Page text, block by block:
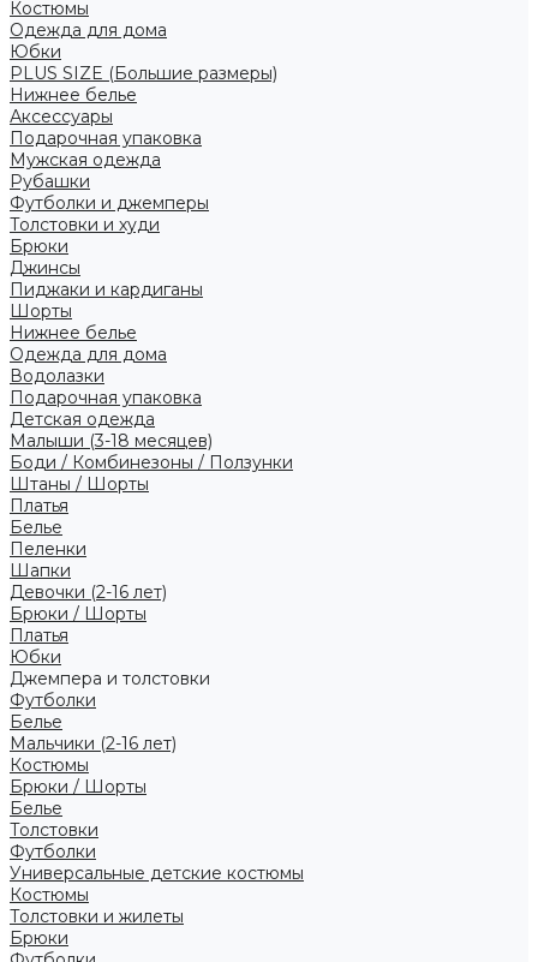
Костюмы
Одежда для дома
Юбки
PLUS SIZE (Большие размеры)
Нижнее белье
Аксессуары
Подарочная упаковка
Мужская одежда
Рубашки
Футболки и джемперы
Толстовки и худи
Брюки
Джинсы
Пиджаки и кардиганы
Шорты
Нижнее белье
Одежда для дома
Водолазки
Подарочная упаковка
Детская одежда
Малыши (3-18 месяцев)
Боди / Комбинезоны / Ползунки
Штаны / Шорты
Платья
Белье
Пеленки
Шапки
Девочки (2-16 лет)
Брюки / Шорты
Платья
Юбки
Джемпера и толстовки
Футболки
Белье
Мальчики (2-16 лет)
Костюмы
Брюки / Шорты
Белье
Толстовки
Футболки
Универсальные детские костюмы
Костюмы
Толстовки и жилеты
Брюки